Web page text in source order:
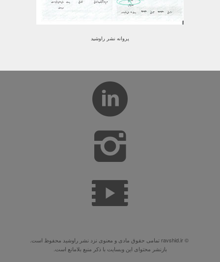
پروانه نشر راوشید
© ravshid.ir تمامی حقوق مادی و معنوی نزد نشر راوشید محفوظ است.
بازنشر محتوای این وبسایت با ذکر منبع بلامانع است.